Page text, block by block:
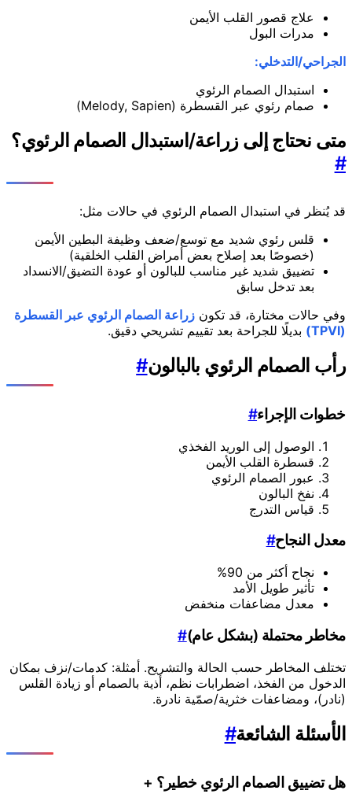
علاج قصور القلب الأيمن
مدرات البول
الجراحي/التدخلي:
استبدال الصمام الرئوي
صمام رئوي عبر القسطرة (Melody, Sapien)
متى نحتاج إلى زراعة/استبدال الصمام الرئوي؟
#
قد يُنظر في استبدال الصمام الرئوي في حالات مثل:
قلس رئوي شديد مع توسع/ضعف وظيفة البطين الأيمن
(خصوصًا بعد إصلاح بعض أمراض القلب الخلقية)
تضييق شديد غير مناسب للبالون أو عودة التضيق/الانسداد
بعد تدخل سابق
وفي حالات مختارة، قد تكون زراعة الصمام الرئوي عبر القسطرة
(TPVI)
بديلًا للجراحة بعد تقييم تشريحي دقيق.
رأب الصمام الرئوي بالبالون#
خطوات الإجراء#
الوصول إلى الوريد الفخذي
قسطرة القلب الأيمن
عبور الصمام الرئوي
نفخ البالون
قياس التدرج
معدل النجاح#
نجاح أكثر من 90%
تأثير طويل الأمد
معدل مضاعفات منخفض
مخاطر محتملة (بشكل عام)#
تختلف المخاطر حسب الحالة والتشريح. أمثلة: كدمات/نزف بمكان
الدخول من الفخذ، اضطرابات نظم، أذية بالصمام أو زيادة القلس
(نادر)، ومضاعفات خثرية/صمّية نادرة.
الأسئلة الشائعة#
هل تضييق الصمام الرئوي خطير؟ +